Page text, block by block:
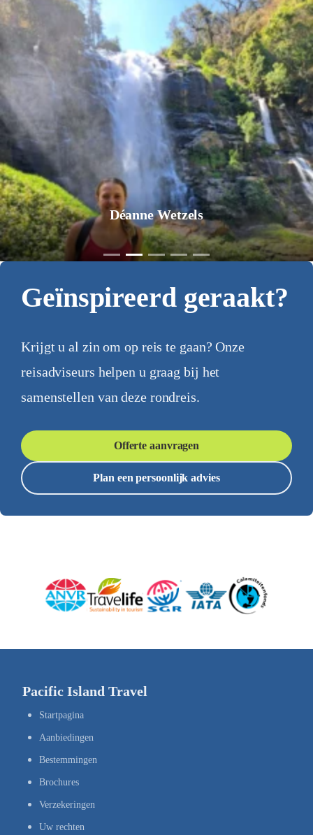
Déanne Wetzels
Geïnspireerd geraakt?
Krijgt u al zin om op reis te gaan? Onze
reisadviseurs helpen u graag bij het
samenstellen van deze rondreis.
Offerte aanvragen
Plan een persoonlijk advies
Pacific Island Travel
Startpagina
Aanbiedingen
Bestemmingen
Brochures
Verzekeringen
Uw rechten